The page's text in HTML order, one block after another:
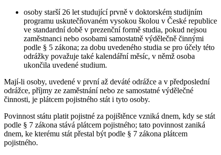
osoby starší 26 let studující prvně v doktorském studijním
programu uskutečňovaném vysokou školou v České republice
ve standardní době v prezenční formě studia, pokud nejsou
zaměstnanci nebo osobami samostatně výdělečně činnými
podle § 5 zákona; za dobu uvedeného studia se pro účely této
odrážky považuje také kalendářní měsíc, v němž osoba
ukončila uvedené studium.
Mají-li osoby, uvedené v první až deváté odrážce a v předposlední
odrážce, příjmy ze zaměstnání nebo ze samostatné výdělečné
činnosti, je plátcem pojistného stát i tyto osoby.
Povinnost státu platit pojistné za pojištěnce vzniká dnem, kdy se stát
podle § 7 zákona stává plátcem pojistného; tato povinnost zaniká
dnem, ke kterému stát přestal být podle § 7 zákona plátcem
pojistného.